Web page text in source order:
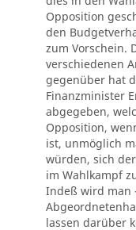
Opposition
den
zum Vorschein.
verschiedenen
gegenüber hat
Finanzminister
abgegeben,
Opposition,
ist, unmöglich
würden, sich
im Wahlkampf
Indeß wird man
lassen darüber